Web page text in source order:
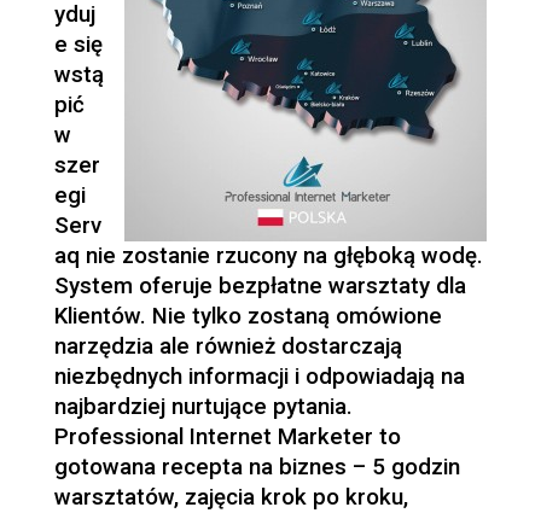
yduj
e się
wstą
pić
w
szer
egi
Serv
aq nie zostanie rzucony na głęboką wodę.
System oferuje bezpłatne warsztaty dla
Klientów. Nie tylko zostaną omówione
narzędzia ale również dostarczają
niezbędnych informacji i odpowiadają na
najbardziej nurtujące pytania.
Professional Internet Marketer to
gotowana recepta na biznes – 5 godzin
warsztatów, zajęcia krok po kroku,